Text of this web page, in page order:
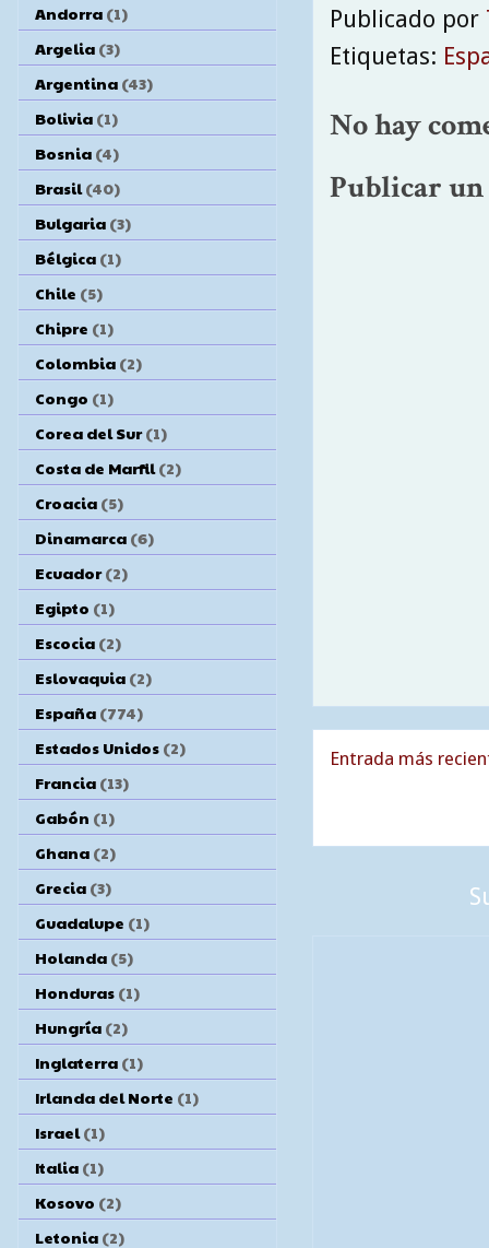
Publicado por
Etiquetas:
No hay
Publicar
Entrada más
Andorra (1)
Argelia (3)
Argentina (43)
Bolivia (1)
Bosnia (4)
Brasil (40)
Bulgaria (3)
Bélgica (1)
Chile (5)
Chipre (1)
Colombia (2)
Congo (1)
Corea del Sur (1)
Costa de Marfil (2)
Croacia (5)
Dinamarca (6)
Ecuador (2)
Egipto (1)
Escocia (2)
Eslovaquia (2)
España (774)
Estados Unidos (2)
Francia (13)
Gabón (1)
Ghana (2)
Grecia (3)
Guadalupe (1)
Holanda (5)
Honduras (1)
Hungría (2)
Inglaterra (1)
Irlanda del Norte (1)
Israel (1)
Italia (1)
Kosovo (2)
Letonia (2)